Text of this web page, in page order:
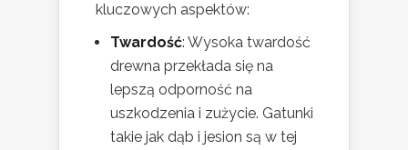
kluczowych aspektów:
Twardość: Wysoka twardość
drewna przekłada się na
lepszą odporność na
uszkodzenia i zużycie. Gatunki
takie jak dąb i jesion są w tej